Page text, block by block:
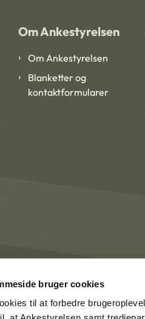
bruger cookies
til at forbedre
Om Ankestyrelsen
Om Ankestyrelsen
Blanketter og
kontaktformularer